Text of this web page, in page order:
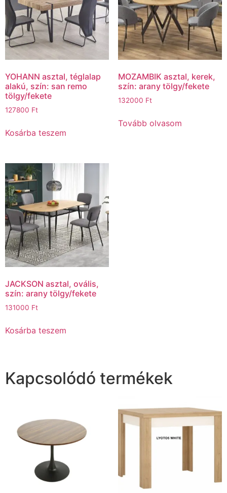
YOHANN asztal, téglalap
alakú, szín: san remo
tölgy/fekete
127800 Ft
Kosárba teszem
MOZAMBIK asztal, kerek,
szín: arany tölgy/fekete
132000 Ft
Tovább olvasom
JACKSON asztal, ovális,
szín: arany tölgy/fekete
131000 Ft
Kosárba teszem
Kapcsolódó termékek